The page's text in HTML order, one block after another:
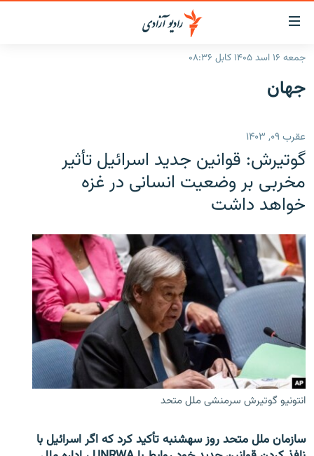
لینک‌های
قابل
دسترسی
به
بازگشت
به
منوی
اصلی
مراجعه
صفحه
جستجو
گزارش‌ها
منطقه
شرق میانه
جهان
افغانستان
جهان
جدول نشرات
مصاحبه‌ها
برنامه‌ها
ورزش
بحران مهاجرت
تماس
صفحه پشتو
Azadi English
جمعه ۱۶ اسد ۱۴۰۵ کابل ۰۸:۳۶
جهان
عقرب ۰۹, ۱۴۰۳
گوتیرش: قوانین جدید اسرائیل تأثیر
مخربی بر وضعیت انسانی در غزه
خواهد داشت
انتونیو گوتیرش سرمنشی ملل متحد
سازمان ملل متحد روز سهشنبه تأکید کرد که اگر اسرائیل با